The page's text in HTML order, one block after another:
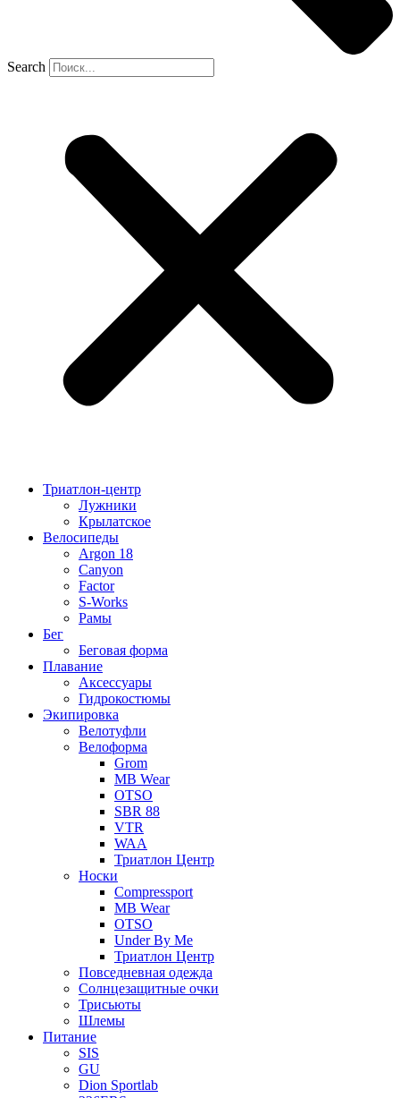
Search
Триатлон-центр
Лужники
Крылатское
Велосипеды
Argon 18
Canyon
Factor
S-Works
Рамы
Бег
Беговая форма
Плавание
Аксессуары
Гидрокостюмы
Экипировка
Велотуфли
Велоформа
Grom
MB Wear
OTSO
SBR 88
VTR
WAA
Триатлон Центр
Носки
Compressport
MB Wear
OTSO
Under By Me
Триатлон Центр
Повседневная одежда
Солнцезащитные очки
Трисьюты
Шлемы
Питание
SIS
GU
Dion Sportlab